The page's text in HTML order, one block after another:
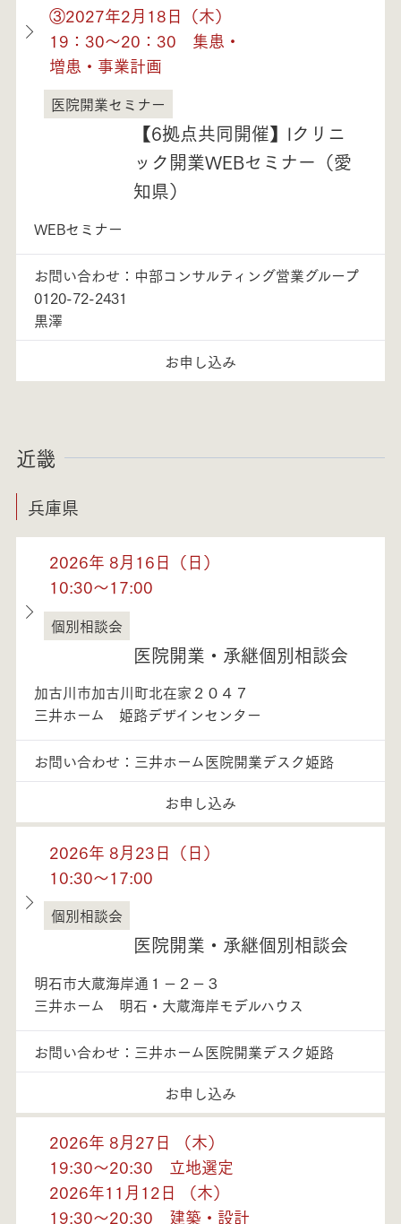
③2027年2月18日（木）
19：30～20：30 集患・
増患・事業計画
愛知県
医院開業セミナー
【6拠点共同開催】lクリニ
ック開業WEBセミナー（愛
知県）
WEBセミナー
お問い合わせ：中部コンサルティング営業グループ
0120-72-2431
黒澤
お申し込み
近畿
兵庫県
2026年 8月16日（日）
10:30～17:00
兵庫県
個別相談会
医院開業・承継個別相談会
加古川市加古川町北在家２０４７
三井ホーム 姫路デザインセンター
お問い合わせ：三井ホーム医院開業デスク姫路
お申し込み
2026年 8月23日（日）
10:30～17:00
兵庫県
個別相談会
医院開業・承継個別相談会
明石市大蔵海岸通１－２－３
三井ホーム 明石・大蔵海岸モデルハウス
お問い合わせ：三井ホーム医院開業デスク姫路
お申し込み
2026年 8月27日 （木）
19:30～20:30 立地選定
2026年11月12日 （木）
19:30～20:30 建築・設計